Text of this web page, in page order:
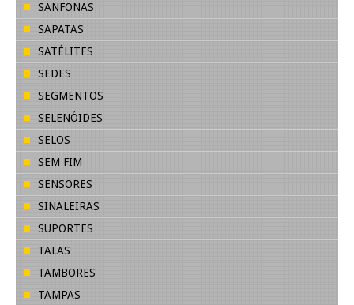
SANFONAS
SAPATAS
SATÉLITES
SEDES
SEGMENTOS
SELENÓIDES
SELOS
SEM FIM
SENSORES
SINALEIRAS
SUPORTES
TALAS
TAMBORES
TAMPAS